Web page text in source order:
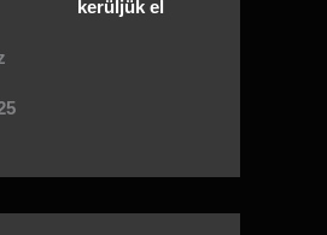
kerüljük el